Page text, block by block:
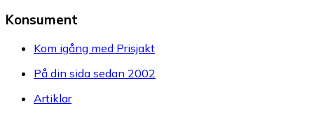
Konsument
Kom igång med Prisjakt
På din sida sedan 2002
Artiklar